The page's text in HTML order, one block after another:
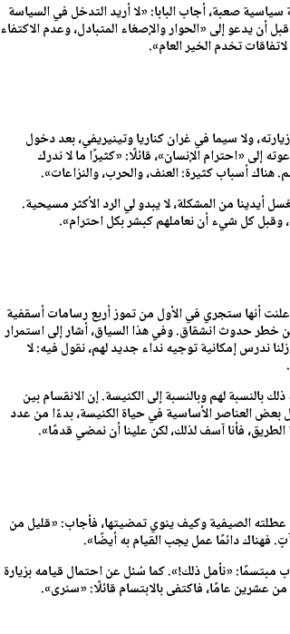
صعبة، أجاب البابا: «لا أريد التدخل في السياسة
أن يدعو إلى «الحوار والإصغاء المتبادل، وعدم الاكتفاء
تخدم الخير العام».
ولا سيما في غران كناريا وتينيريفي، بعد دخول
إلى «احترام الإنسان»، قائلًا: «كثيرًا ما لا ندرك
هناك أسباب كثيرة: العنف، والحرب، والنزاعات».
أيدينا من المشكلة، لا يبدو لي الرد الأكثر مسيحية.
وقبل كل شيء أن نعاملهم كبشر بكل احترام».
أنها ستجري في الأول من تموز أربع رسامات أسقفية
حدوث انشقاق. وفي هذا السياق، أشار إلى استمرار
ندرس إمكانية توجيه نداء جديد لهم، نقول فيه: لا
بالنسبة لهم وبالنسبة إلى الكنيسة. إن الانقسام بين
بعض العناصر الأساسية في حياة الكنيسة، بدءًا من عدد
الطريق، فأنا آسف لذلك، لكن علينا أن نمضي قدمًا».
الصيفية وكيف ينوي تمضيتها، فأجاب: «قليل من
آتٍ. فهناك دائمًا عمل يجب القيام به أيضًا».
مبتسمًا: «نأمل ذلك!». كما سُئل عن احتمال قيامه بزيارة
عشرين عامًا، فاكتفى بالابتسام قائلًا: «سنرى».